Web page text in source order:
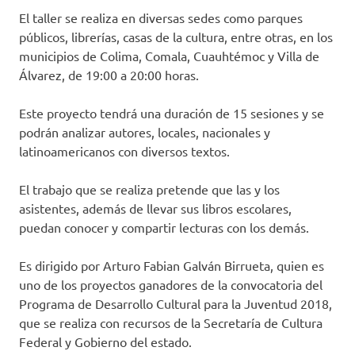
El taller se realiza en diversas sedes como parques
públicos, librerías, casas de la cultura, entre otras, en los
municipios de Colima, Comala, Cuauhtémoc y Villa de
Álvarez, de 19:00 a 20:00 horas.
Este proyecto tendrá una duración de 15 sesiones y se
podrán analizar autores, locales, nacionales y
latinoamericanos con diversos textos.
El trabajo que se realiza pretende que las y los
asistentes, además de llevar sus libros escolares,
puedan conocer y compartir lecturas con los demás.
Es dirigido por Arturo Fabian Galván Birrueta, quien es
uno de los proyectos ganadores de la convocatoria del
Programa de Desarrollo Cultural para la Juventud 2018,
que se realiza con recursos de la Secretaría de Cultura
Federal y Gobierno del estado.